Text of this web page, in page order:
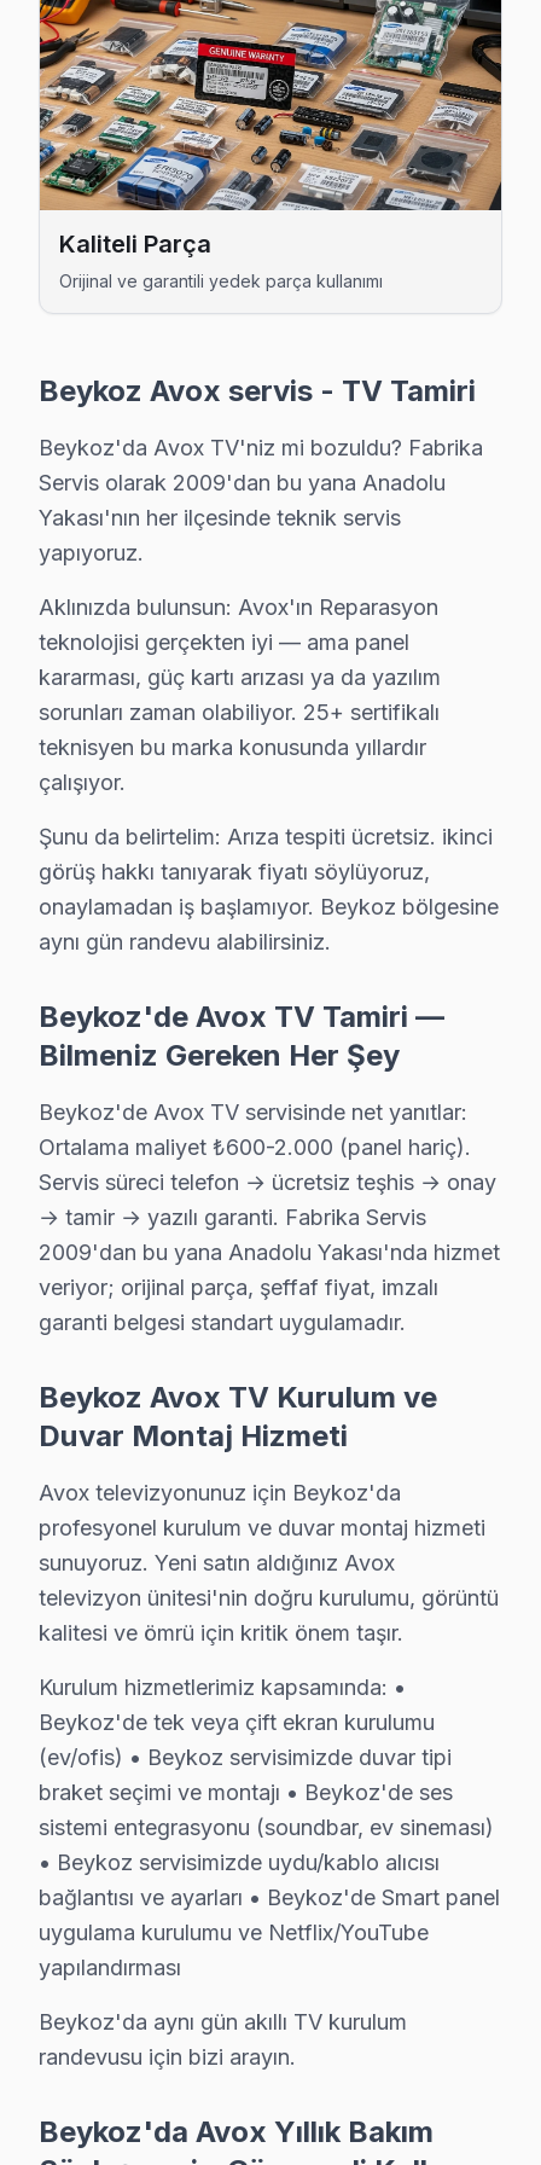
Dereseki Avox Servis
Dereseki sakinlerine özel: Avox TV tamirinde parça
Beykoz TV Servis Merkezi →
Elmalı Avox Servis
Avox TV'niz Elmalı'de arıza yaptıysa taşımanıza gerek
Avox Servis Merkezi →
Fatih Avox Servis
Fatih mahallesi Avox TV servisinde şeffaf çalışıyoruz:
Göksu Avox Servis
Göllü Avox Servis
Göllü'de Avox TV ses ama görüntü yok sorununu
Görele Avox Servis
Beykoz'da Görele bölgesi dahil tüm hizmet alanımızda
Görele Avox Anakart Tamiri →
Göztepe Avox Servis
Beykoz Avox Servis →
Gümüşsuyu Avox Servis
Gümüşsuyu semtindeki Avox TV sorunları için kapıya
İncirköy Avox Servis
Avox TV İncirköy adresinde firmware güncellemesi
İshaklı Avox Servis
İshaklı'de Avox TV güç kartı kondansatör şişmesi en
Beykoz Avox Servis →
Kanlıca Avox Servis
Avox TV'nizin Kanlıca adresine gelen ekibimiz osiloskop
Kavacık Avox Servis
Kavacık'de Avox TV ekranında çizgi, donma ya da ses
Kaynarca Avox Servis
Kaynarca mahallesinde Avox TV arızaları için aynı gün
Kaynarca Avox Anakart Tamiri →
Kılıçlı Avox Servis
Avox TV'nizin Kılıçlı adresine gelen ekibimiz osiloskop
Kılıçlı Avox Anakart Tamiri →
Mahmut Şevket Paşa Avox Servis
Mahmut Şevket Paşa'deki Avox TV kullanıcılarına ikinci
Mahmut Şevket Paşa Avox Anakart Tamiri →
Ortaçeşme Avox Servis
Ortaçeşme mahallesi Avox TV servis hattımız günlük
Ortaçeşme Avox Açılmıyor Arıza →
Öğümce Avox Servis
Beykoz'da Öğümce mahallesi için Avox TV fiyat teklifi
Örnekköy Avox Servis
Kaliteli Parça
Orijinal ve garantili yedek parça kullanımı
Beykoz Avox servis - TV Tamiri
Beykoz'da Avox TV'niz mi bozuldu? Fabrika
Servis olarak 2009'dan bu yana Anadolu
Yakası'nın her ilçesinde teknik servis
yapıyoruz.
Aklınızda bulunsun: Avox'ın Reparasyon
teknolojisi gerçekten iyi — ama panel
kararması, güç kartı arızası ya da yazılım
sorunları zaman olabiliyor. 25+ sertifikalı
teknisyen bu marka konusunda yıllardır
çalışıyor.
Şunu da belirtelim: Arıza tespiti ücretsiz. ikinci
görüş hakkı tanıyarak fiyatı söylüyoruz,
onaylamadan iş başlamıyor. Beykoz bölgesine
aynı gün randevu alabilirsiniz.
Beykoz'de Avox TV Tamiri —
Bilmeniz Gereken Her Şey
Beykoz'de Avox TV servisinde net yanıtlar:
Ortalama maliyet ₺600-2.000 (panel hariç).
Servis süreci telefon → ücretsiz teşhis → onay
→ tamir → yazılı garanti. Fabrika Servis
2009'dan bu yana Anadolu Yakası'nda hizmet
veriyor; orijinal parça, şeffaf fiyat, imzalı
garanti belgesi standart uygulamadır.
Beykoz Avox TV Kurulum ve
Duvar Montaj Hizmeti
Avox televizyonunuz için Beykoz'da
profesyonel kurulum ve duvar montaj hizmeti
sunuyoruz. Yeni satın aldığınız Avox
televizyon ünitesi'nin doğru kurulumu, görüntü
kalitesi ve ömrü için kritik önem taşır.
Kurulum hizmetlerimiz kapsamında: •
Beykoz'de tek veya çift ekran kurulumu
(ev/ofis) • Beykoz servisimizde duvar tipi
braket seçimi ve montajı • Beykoz'de ses
sistemi entegrasyonu (soundbar, ev sineması)
• Beykoz servisimizde uydu/kablo alıcısı
bağlantısı ve ayarları • Beykoz'de Smart panel
uygulama kurulumu ve Netflix/YouTube
yapılandırması
Beykoz'da aynı gün akıllı TV kurulum
randevusu için bizi arayın.
Beykoz'da Avox Yıllık Bakım